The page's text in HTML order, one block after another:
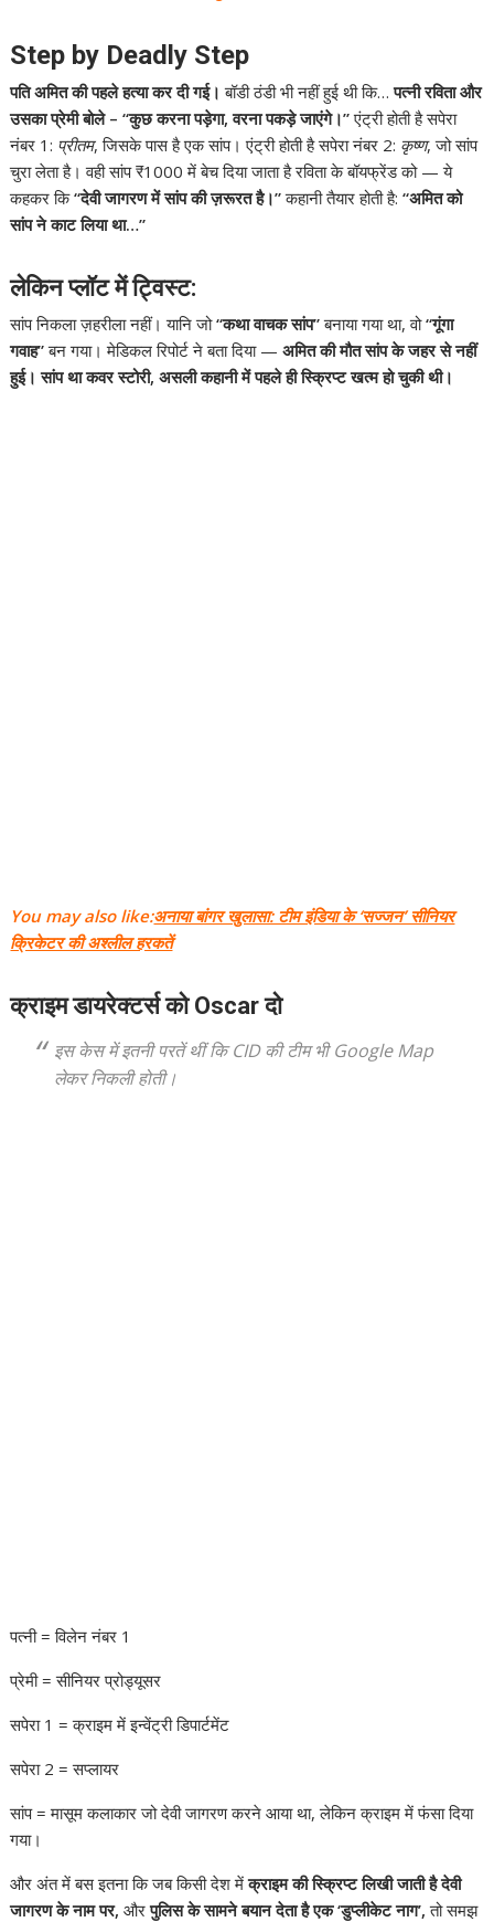
Step by Deadly Step
पति अमित की पहले हत्या कर दी गई।बॉडी ठंडी भी नहीं हुई थी कि…पत्नी रविता और
उसका प्रेमी बोले – “कुछ करना पड़ेगा, वरना पकड़े जाएंगे।”एंट्री होती है सपेरा
नंबर 1: प्रीतम, जिसके पास है एक सांप। एंट्री होती है सपेरा नंबर 2: कृष्ण, जो सांप
चुरा लेता है। वही सांप ₹1000 में बेच दिया जाता है रविता के बॉयफ्रेंड को — ये
कहकर कि“देवी जागरण में सांप की ज़रूरत है।”कहानी तैयार होती है:“अमित को
सांप ने काट लिया था…”
लेकिन प्लॉट में ट्विस्ट:
सांप निकला ज़हरीला नहीं। यानि जो“कथा वाचक सांप”बनाया गया था, वो“गूंगा
गवाह”बन गया। मेडिकल रिपोर्ट ने बता दिया —अमित की मौत सांप के जहर से नहीं
हुई।सांप था कवर स्टोरी, असली कहानी में पहले ही स्क्रिप्ट खत्म हो चुकी थी।
You may also like:अनाया बांगर खुलासा: टीम इंडिया के ‘सज्जन’ सीनियर
क्रिकेटर की अश्लील हरकतें
क्राइम डायरेक्टर्स को Oscar दो
इस केस में इतनी परतें थीं कि CID की टीम भी Google Map
लेकर निकली होती।
पत्नी = विलेन नंबर 1
प्रेमी = सीनियर प्रोड्यूसर
सपेरा 1 = क्राइम में इन्वेंट्री डिपार्टमेंट
सपेरा 2 = सप्लायर
सांप = मासूम कलाकार जो देवी जागरण करने आया था, लेकिन क्राइम में फंसा दिया
गया।
और अंत में बस इतना कि जब किसी देश मेंक्राइम की स्क्रिप्ट लिखी जाती है देवी
जागरण के नाम पर,औरपुलिस के सामने बयान देता है एक ‘डुप्लीकेट नाग’,तो समझ